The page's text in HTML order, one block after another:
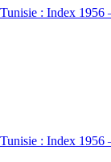
: Index 1956
: Index 1956